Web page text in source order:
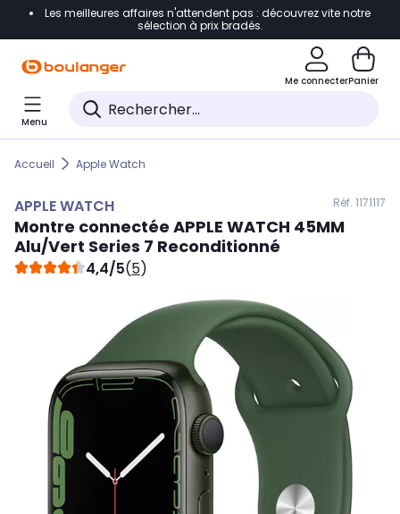
Accéder directement à la navigation
Accéder directement au pied de page
Accéder directement au chatbot
Les meilleures affaires n'attendent pas : découvrez vite notre
sélection à prix bradés.
Me connecterPanier
Menu
Accueil Apple Watch
APPLE WATCH Réf. 1171117
Montre connectée APPLE WATCH 45MM
Alu/Vert Series 7 Reconditionné
4,4/5(5)